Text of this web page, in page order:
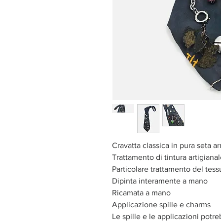
Cravatta classica in pura seta
Trattamento di tintura
Particolare trattamento del
Dipinta interamente a mano
Ricamata a mano
Applicazione spille e charms
Le spille e le applicazioni